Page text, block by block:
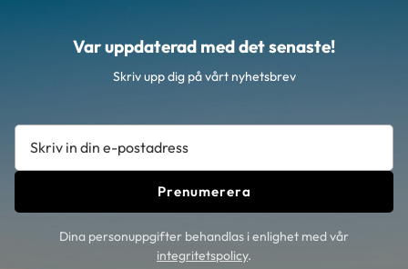
Var uppdaterad med det senaste!
Skriv upp dig på vårt nyhetsbrev
Prenumerera
Dina personuppgifter behandlas i enlighet med vår
integritetspolicy.